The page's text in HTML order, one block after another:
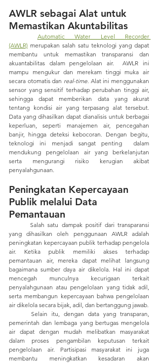
AWLR sebagai Alat untuk
Memastikan Akuntabilitas
Automatic Water Level Recorder
(AWLR) merupakan salah satu teknologi yang dapat
membantu untuk memastikan transparansi dan
akuantabilitas dalam pengelolaan air.  AWLR ini
mampu mengukur dan merekam tinggi muka air
secara otomatis dan real-time. Alat ini menggunakan
sensor yang sensitif terhadap perubahan tinggi air,
sehingga dapat memberikan data yang akurat
tentang kondisi air yang terpasang alat tersebut.
Data yang dihasilkan dapat dianalisis untuk berbagai
keperluan, seperti manajemen air, pencegahan
banjir, hingga deteksi kebocoran. Dengan begitu,
teknologi ini menjadi sangat penting  dalam
mendukung pengelolaan air yang berkelanjutan
serta mengurangi risiko kerugian akibat
penyalahgunaan.
Peningkatan Kepercayaan
Publik melalui Data
Pemantauan
	Salah satu dampak positif dari transparansi
yang dihasilkan oleh penggunaan AWLR adalah
peningkatan kepercayaan publik terhadap pengelola
air. Ketika publik memiliki akses terhadap
pemantauan air, mereka dapat melihat langsung
bagaimana sumber daya air dikelola. Hal ini dapat
mencegah munculnya kecurigaan terkait
penyalahgunaan atau pengelolaan yang tidak adil,
serta membangun kepercayaan bahwa pengelolaan
air dikelola secara bijak, adil, dan bertanggung jawab.
pemerintah dan lembaga yang bertugas mengelola
air dapat dengan mudah melibatkan masyarakat
dalam proses pengambilan keputusan terkait
pengelolaan air. Partisipasi masyarakat ini juga
membantu meningkatkan kesadaran akan